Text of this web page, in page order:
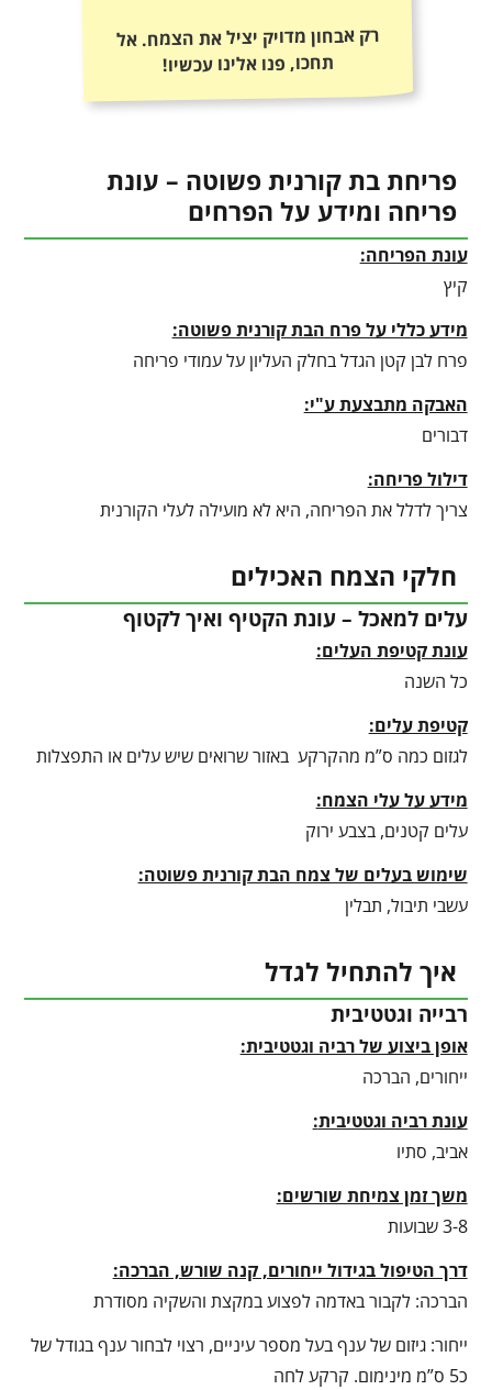
רק אבחון מדויק יציל את הצמח. אל
תחכו, פנו אלינו עכשיו!
פריחת בת קורנית פשוטה – עונת
פריחה ומידע על הפרחים
עונת הפריחה:
קיץ
מידע כללי על פרח הבת קורנית פשוטה:
פרח לבן קטן הגדל בחלק העליון על עמודי פריחה
האבקה מתבצעת ע"י:
דבורים
דילול פריחה:
צריך לדלל את הפריחה, היא לא מועילה לעלי הקורנית
חלקי הצמח האכילים
עלים למאכל – עונת הקטיף ואיך לקטוף
עונת קטיפת העלים:
כל השנה
קטיפת עלים:
לגזום כמה ס”מ מהקרקע באזור שרואים שיש עלים או התפצלות
מידע על עלי הצמח:
עלים קטנים, בצבע ירוק
שימוש בעלים של צמח הבת קורנית פשוטה:
עשבי תיבול, תבלין
איך להתחיל לגדל
רבייה וגטטיבית
אופן ביצוע של רביה וגטטיבית:
ייחורים, הברכה
עונת רביה וגטטיבית:
אביב, סתיו
משך זמן צמיחת שורשים:
3-8 שבועות
דרך הטיפול בגידול ייחורים, קנה שורש, הברכה:
הברכה: לקבור באדמה לפצוע במקצת והשקיה מסודרת
ייחור: גיזום של ענף בעל מספר עיניים, רצוי לבחור ענף בגודל של
כ5 ס”מ מינימום. קרקע לחה